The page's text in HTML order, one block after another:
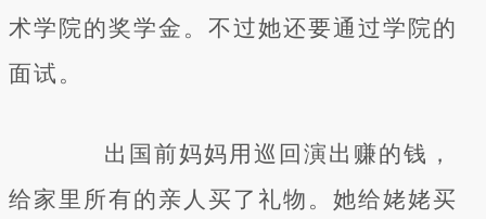
术学院的奖学金。不过她还要通过学院的
面试。
出国前妈妈用巡回演出赚的钱，
给家里所有的亲人买了礼物。她给姥姥买